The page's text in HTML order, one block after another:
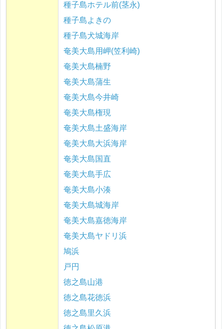
種子島ホテル前(茎永)
種子島よきの
種子島犬城海岸
奄美大島用岬(笠利崎)
奄美大島楠野
奄美大島蒲生
奄美大島今井崎
奄美大島権現
奄美大島土盛海岸
奄美大島大浜海岸
奄美大島国直
奄美大島手広
奄美大島小湊
奄美大島城海岸
奄美大島嘉徳海岸
奄美大島ヤドリ浜
鳩浜
戸円
徳之島山港
徳之島花徳浜
徳之島里久浜